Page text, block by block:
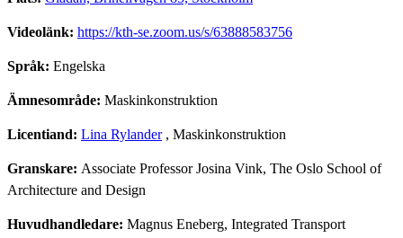
Videolänk: https://kth-se.zoom.us/s/63888583756
Språk: Engelska
Ämnesområde: Maskinkonstruktion
Licentiand: Lina Rylander, Maskinkonstruktion
Granskare: Associate Professor Josina Vink, The Oslo School of
Architecture and Design
Huvudhandledare: Magnus Eneberg, Integrated Transport